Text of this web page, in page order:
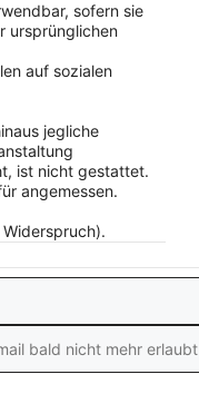
sofern sie
ursprünglichen
auf sozialen
jegliche
ist nicht gestattet.
angemessen.